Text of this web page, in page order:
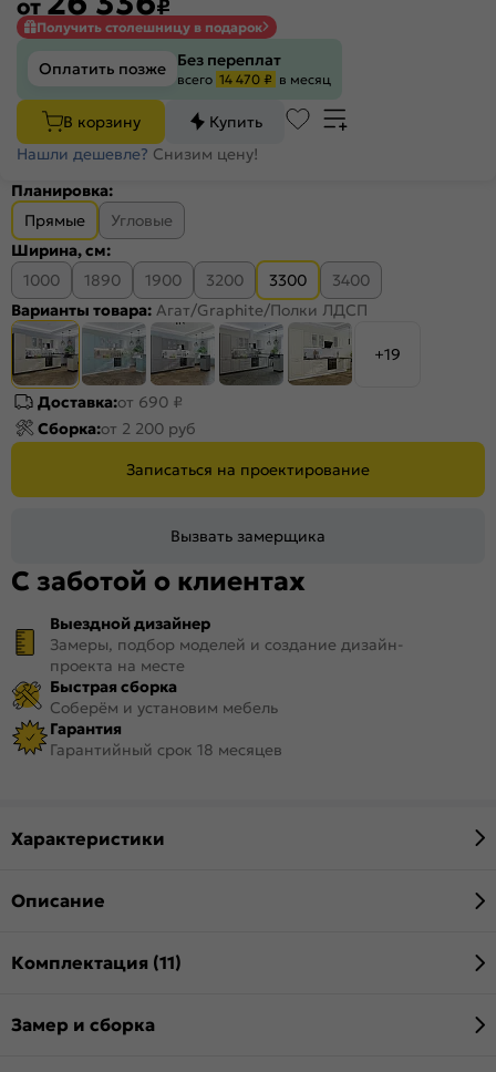
от ₽
Получить столешницу в подарок
Оплатить позже Без переплат
всего 14 470 ₽ в месяц
В корзину
Купить
Нашли дешевле? Снизим цену!
Планировка:
Прямые
Угловые
Ширина, см:
1000
1890 1900 3200 3300
3400
Варианты товара: Агат/Graphite/Полки ЛДСП
+19
Записаться на проектирование
Вызвать замерщика
Доставка:от 690 ₽
Сборка:от 2 200 руб
С заботой о клиентах
Выездной дизайнер
Замеры, подбор моделей и создание дизайн-
проекта на месте
Быстрая сборка
Соберём и установим мебель
Гарантия
Гарантийный срок 18 месяцев
Характеристики
Описание
Комплектация (11)
Замер и сборка